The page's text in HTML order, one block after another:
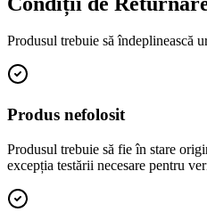
Produsul trebuie să îndeplinească
Produs nefolosit
Produsul trebuie să fie în stare
excepția testării necesare pentru